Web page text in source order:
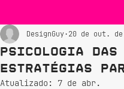
Psicologia das
Estratégias
DesignGuy 20 de out. de
Atualizado: 7 de abr.